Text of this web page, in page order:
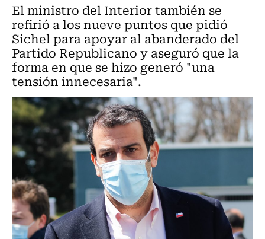
El ministro del Interior también se
refirió a los nueve puntos que pidió
Sichel para apoyar al abanderado del
Partido Republicano y aseguró que la
forma en que se hizo generó "una
tensión innecesaria".